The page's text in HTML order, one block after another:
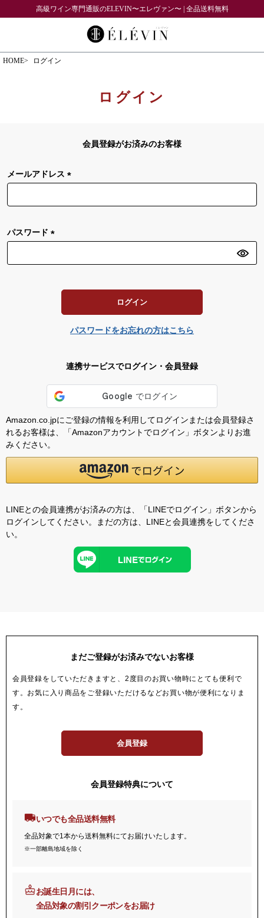
高級ワイン専門通販のELEVIN〜エレヴァン〜 | 全品送料無料
HOME ログイン
ログイン
会員登録がお済みのお客様
メールアドレス
パスワード
ログイン
パスワードをお忘れの方はこちら
連携サービスでログイン・会員登録
Amazon.co.jpにご登録の情報を利用してログインまたは会員登録さ
れるお客様は、「Amazonアカウントでログイン」ボタンよりお進
みください。
LINEとの会員連携がお済みの方は、「LINEでログイン」ボタンから
ログインしてください。まだの方は、 LINEと会員連携をしてくださ
い。
まだご登録がお済みでないお客様
会員登録をしていただきますと、2度目のお買い物時にとても便利で
す。お気に入り商品をご登録いただけるなどお買い物が便利になりま
す。
会員登録
会員登録特典について
いつでも全品送料無料
全品対象で1本から送料無料にてお届けいたします。
※一部離島地域を除く
お誕生日月には、
全品対象の割引クーポンをお届け